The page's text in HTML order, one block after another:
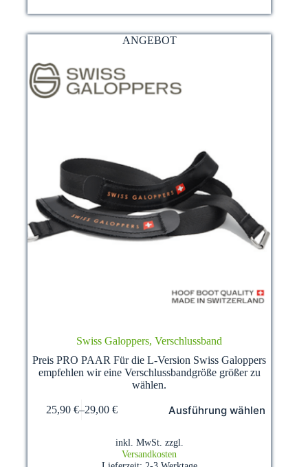
ANGEBOT
Swiss Galoppers, Verschlussband
Preis PRO PAAR Für die L-Version Swiss Galoppers
empfehlen wir eine Verschlussbandgröße größer zu
wählen.
25,90 €–29,00 € Ausführung wählen
Produkt
inkl. MwSt. zzgl.
Versandkosten